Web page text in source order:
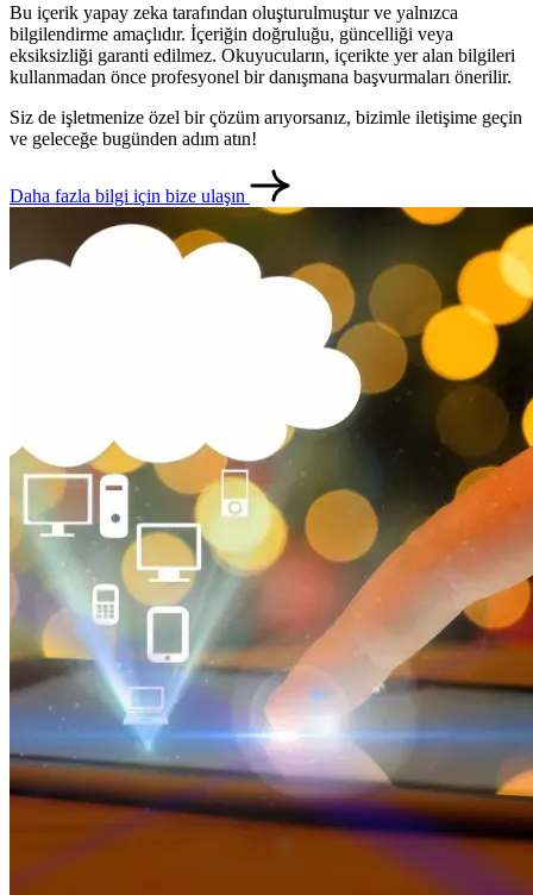
İletişim
Bu içerik yapay zeka tarafından oluşturulmuştur ve yalnızca
bilgilendirme amaçlıdır. İçeriğin doğruluğu, güncelliği veya
eksiksizliği garanti edilmez. Okuyucuların, içerikte yer alan bilgileri
kullanmadan önce profesyonel bir danışmana başvurmaları önerilir.
Siz de işletmenize özel bir çözüm arıyorsanız, bizimle iletişime geçin
ve geleceğe bugünden adım atın!
Daha fazla bilgi için bize ulaşın